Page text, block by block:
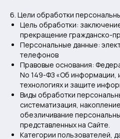
6. Цели обработки
Цель обработки:
прекращение гражданско-
Персональные данные:
телефонов
Правовые основания:
No 149-ФЗ «Об информации,
технологиях и защите
Виды обработки
систематизация,
обезличивание
представленных на Сайте.
Категории пользователей,